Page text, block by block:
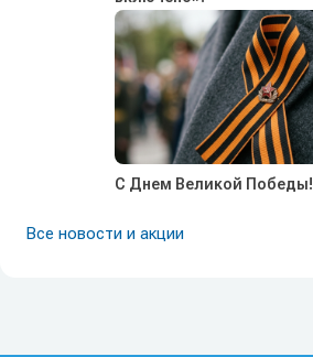
С Днем Великой Победы!
Все новости и акции